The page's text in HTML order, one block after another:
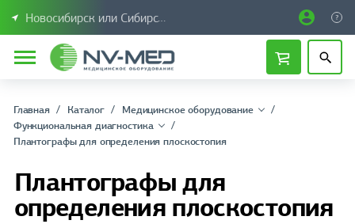
Новосибирск или Сибирский федеральный округ
Главная Каталог
Медицинское оборудование
Функциональная диагностика
Плантографы для определения плоскостопия
Плантографы для
определения плоскостопия